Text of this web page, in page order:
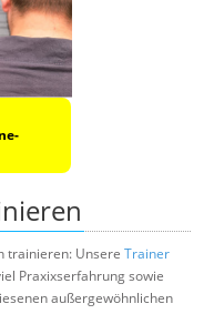
trainieren: Unsere Trainer
Praxixserfahrung sowie
außergewöhnlichen